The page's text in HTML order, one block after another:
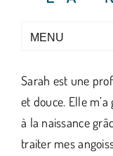
Sarah est une
et douce. Elle
à la naissance
traiter mes